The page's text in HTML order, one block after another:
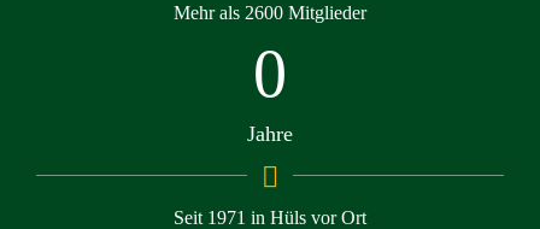
Mehr als 2600 Mitglieder
0
Jahre
Seit 1971 in Hüls vor Ort